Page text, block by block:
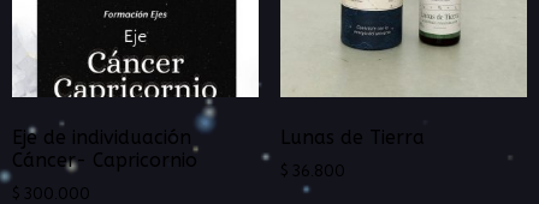
Eje de individuación
Cáncer- Capricornio
$ 300.000
Lunas de Tierra
$ 36.800